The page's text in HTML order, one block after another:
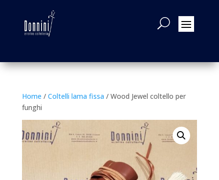
Home / Coltelli lama fissa / Wood Jewel coltello per
funghi